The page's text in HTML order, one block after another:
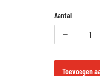
Aantal
Verlaag
Toevoegen